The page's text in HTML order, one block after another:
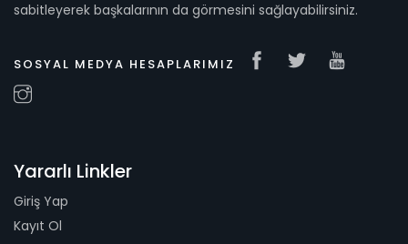
sabitleyerek başkalarının da görmesini sağlayabilirsiniz.
SOSYAL MEDYA HESAPLARIMIZ
Yararlı Linkler
Giriş Yap
Kayıt Ol